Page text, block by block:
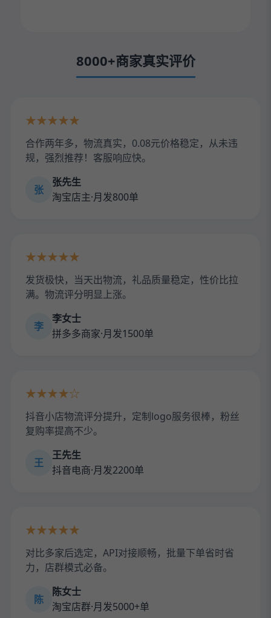
8000+商家真实评价
★★★★★
合作两年多，物流真实，0.08元价格稳定，从未违
规，强烈推荐！客服响应快。
张
张先生
淘宝店主·月发800单
★★★★★
发货极快，当天出物流，礼品质量稳定，性价比拉
满。物流评分明显上涨。
李
李女士
拼多多商家·月发1500单
★★★★☆
抖音小店物流评分提升，定制logo服务很棒，粉丝
复购率提高不少。
王
王先生
抖音电商·月发2200单
★★★★★
对比多家后选定，API对接顺畅，批量下单省时省
力，店群模式必备。
陈
陈女士
淘宝店群·月发5000+单